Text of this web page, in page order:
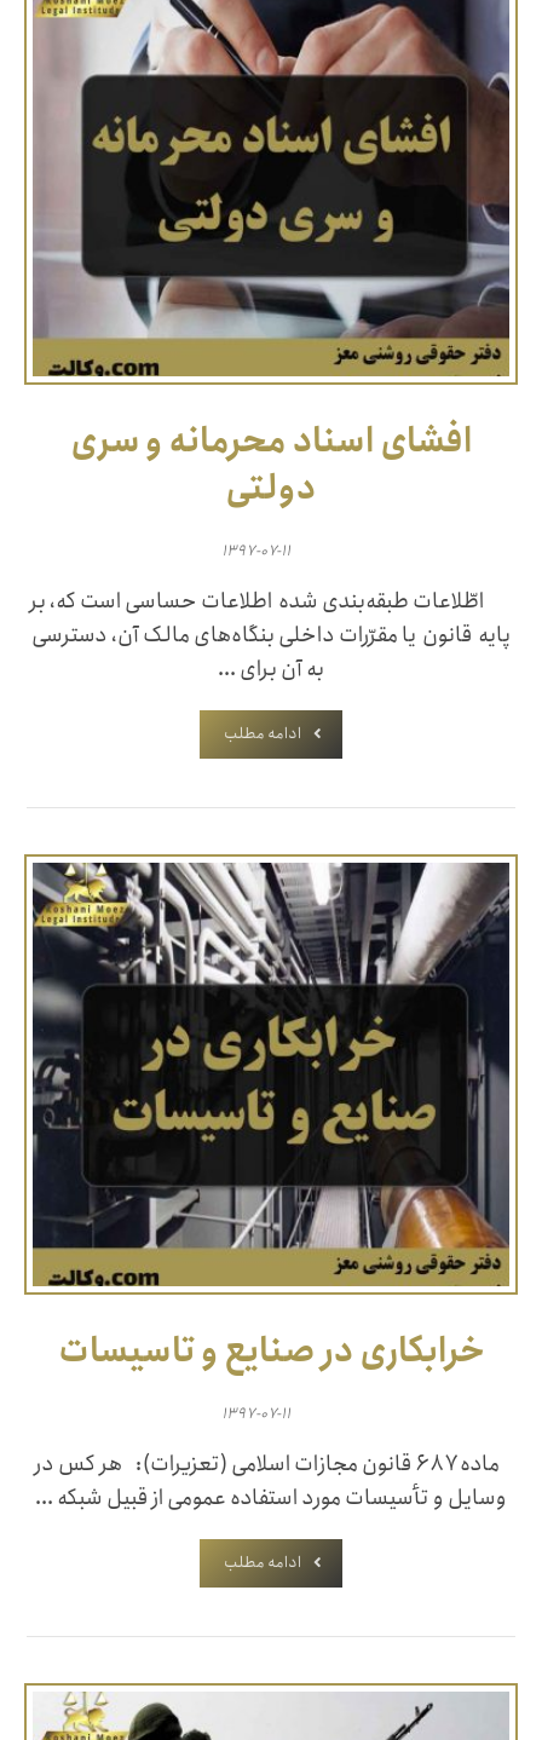
افشای اسناد محرمانه و سری
دولتی
۱۳۹۷-۰۷-۱۱
اطّلاعات طبقه‌بندی شده اطلاعات حساسی است که، بر
پایه قانون یا مقرّرات داخلی بنگاه‌های مالک آن، دسترسی
به آن برای ...
ادامه مطلب
خرابکاری در صنایع و تاسيسات
۱۳۹۷-۰۷-۱۱
ماده ۶۸۷ قانون مجازات اسلامی (تعزیرات): هر کس در
وسایل و تأسیسات مورد استفاده عمومی از قبیل شبکه‌ ...
ادامه مطلب